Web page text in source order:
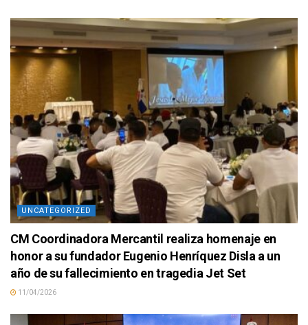
UNCATEGORIZED
CM Coordinadora Mercantil realiza homenaje en
honor a su fundador Eugenio Henríquez Disla a un
año de su fallecimiento en tragedia Jet Set
11/04/2026